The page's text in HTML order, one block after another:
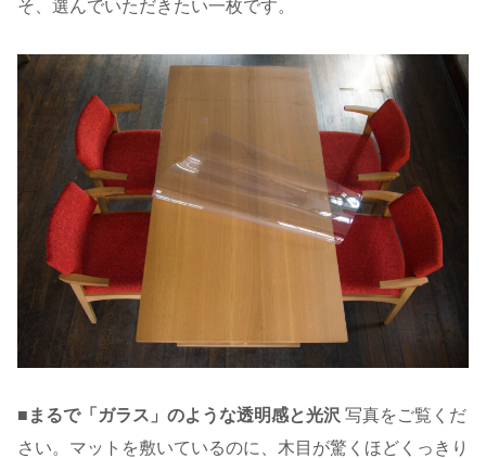
そ、選んでいただきたい一枚です。
■まるで「ガラス」のような透明感と光沢 写真をご覧くだ
さい。マットを敷いているのに、木目が驚くほどくっきり